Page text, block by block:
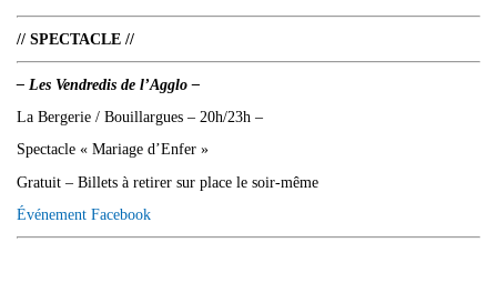
// SPECTACLE //
– Les Vendredis de l’Agglo –
La Bergerie / Bouillargues – 20h/23h –
Spectacle « Mariage d’Enfer »
Gratuit – Billets à retirer sur place le soir-même
Événement Facebook